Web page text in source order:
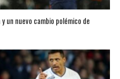
y un nuevo cambio polémico de